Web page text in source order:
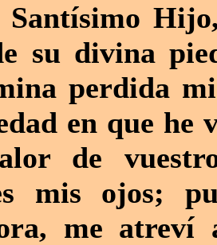
Santísimo
su divina
perdida
en que
de
mis ojos;
me atreví